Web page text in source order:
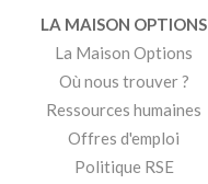
LA MAISON OPTIONS
La Maison Options
Où nous trouver ?
Ressources humaines
Offres d'emploi
Politique RSE